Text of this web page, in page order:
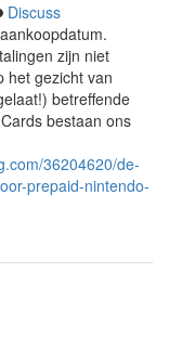
Discuss
zijn niet
het gezicht van
betreffende
bestaan ons
36204620/de-
prepaid-nintendo-